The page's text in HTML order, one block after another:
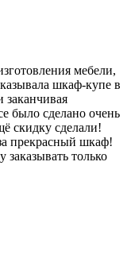
мебели,
шкаф-купе в
заканчивая
было сделано очень
скидку сделали!
прекрасный шкаф!
заказывать только